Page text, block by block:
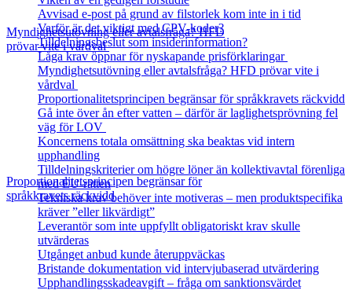
Myndighetsutövning eller avtalsfråga? HFD
prövar vite i vårdval
Proportionalitetsprincipen begränsar för
språkkravets räckvidd
Avvisad e-post på grund av filstorlek kom inte in i tid
Varför är det viktigt med CPV-koder?
Tilldelningsbeslut som insiderinformation?
Låga krav öppnar för nyskapande prisförklaringar
Myndighetsutövning eller avtalsfråga? HFD prövar vite i
vårdval
Proportionalitetsprincipen begränsar för språkkravets räckvidd
Gå inte över ån efter vatten – därför är laglighetsprövning fel
väg för LOV
Koncernens totala omsättning ska beaktas vid intern
upphandling
Tilldelningskriterier om högre löner än kollektivavtal förenliga
med EU‑rätten
Tekniska krav behöver inte motiveras – men produktspecifika
kräver ”eller likvärdigt”
Leverantör som inte uppfyllt obligatoriskt krav skulle
utvärderas
Utgånget anbud kunde återuppväckas
Bristande dokumentation vid intervjubaserad utvärdering
Upphandlingsskadeavgift – fråga om sanktionsvärdet